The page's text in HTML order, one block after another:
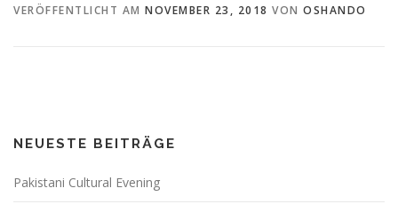
VERÖFFENTLICHT AM NOVEMBER 23, 2018 VON OSHANDO
NEUESTE BEITRÄGE
Pakistani Cultural Evening